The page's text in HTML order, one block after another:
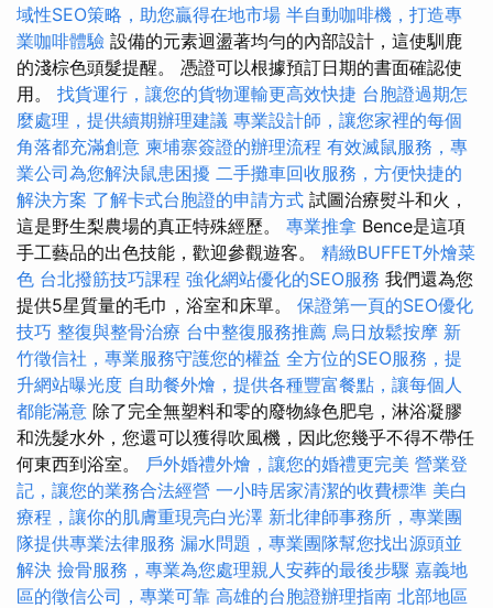
域性SEO策略，助您贏得在地市場 半自動咖啡機，打造專
業咖啡體驗 設備的元素迴盪著均勻的內部設計，這使馴鹿
的淺棕色頭髮提醒。 憑證可以根據預訂日期的書面確認使
用。 找貨運行，讓您的貨物運輸更高效快捷 台胞證過期怎
麼處理，提供續期辦理建議 專業設計師，讓您家裡的每個
角落都充滿創意 柬埔寨簽證的辦理流程 有效滅鼠服務，專
業公司為您解決鼠患困擾 二手攤車回收服務，方便快捷的
解決方案 了解卡式台胞證的申請方式 試圖治療熨斗和火，
這是野生梨農場的真正特殊經歷。 專業推拿 Bence是這項
手工藝品的出色技能，歡迎參觀遊客。 精緻BUFFET外燴菜
色 台北撥筋技巧課程 強化網站優化的SEO服務 我們還為您
提供5星質量的毛巾，浴室和床單。 保證第一頁的SEO優化
技巧 整復與整骨治療 台中整復服務推薦 烏日放鬆按摩 新
竹徵信社，專業服務守護您的權益 全方位的SEO服務，提
升網站曝光度 自助餐外燴，提供各種豐富餐點，讓每個人
都能滿意 除了完全無塑料和零的廢物綠色肥皂，淋浴凝膠
和洗髮水外，您還可以獲得吹風機，因此您幾乎不得不帶任
何東西到浴室。 戶外婚禮外燴，讓您的婚禮更完美 營業登
記，讓您的業務合法經營 一小時居家清潔的收費標準 美白
療程，讓你的肌膚重現亮白光澤 新北律師事務所，專業團
隊提供專業法律服務 漏水問題，專業團隊幫您找出源頭並
解決 撿骨服務，專業為您處理親人安葬的最後步驟 嘉義地
區的徵信公司，專業可靠 高雄的台胞證辦理指南 北部地區